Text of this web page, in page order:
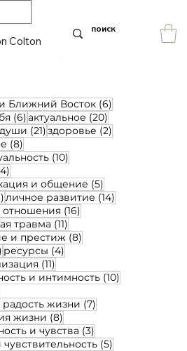
Colton
Ближний Восток (6)6 постов
(6)6 постов
актуальное (20)20 постов
(21)21 пост
здоровье (2)2 поста
(8)8 постов
(10)10 постов
4 поста
и общение (5)5 постов
6 постов
личное развитие (14)14 постов
(16)16 постов
травма (11)11 постов
и престиж (8)8 постов
5 постов
ресурсы (4)4 поста
(11)11 постов
и интимность (10)10 постов
поста
радость жизни (7)7 постов
жизни (8)8 постов
и чувства (3)3 поста
(5)5 постов